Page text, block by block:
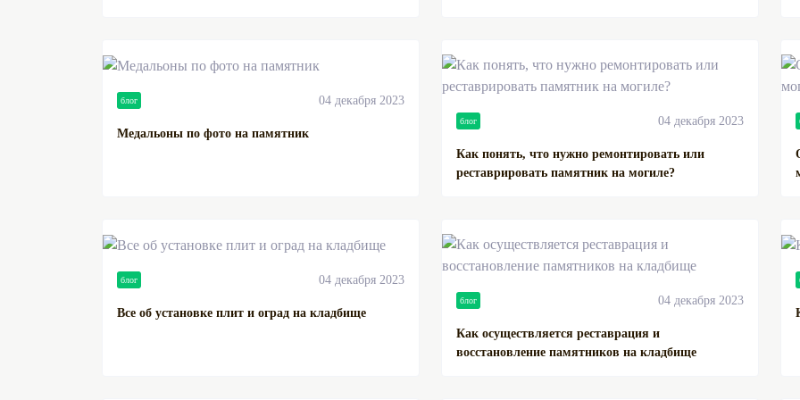
блог 04 декабря 2023
Медальоны по фото на памятник
блог 04 декабря 2023
Как понять, что нужно ремонтировать или
реставрировать памятник на могиле?
блог 04 декабря 2023
Все об установке плит и оград на кладбище
блог 04 декабря 2023
Как осуществляется реставрация и
восстановление памятников на кладбище